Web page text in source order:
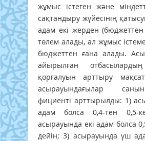
жұмыс істеген және
сақтандыру жүйесінің
адам екі жерден
төлем алады, ал жұмыс
бюджеттен ғана алады.
айырылған отбасылардың
қорғалуын арттыру
асырауындағылар
фициенті арттырылды: 1)
адам болса 0,4-тен 0,5-
асырауында екі адам болса
дейін; 3) асырауында үш